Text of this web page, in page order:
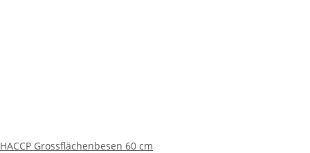
HACCP Grossflächenbesen 60 cm